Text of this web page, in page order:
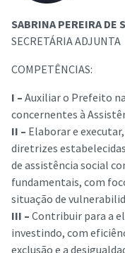
SABRINA PEREIRA DE
SECRETÁRIA ADJUNTA
COMPETÊNCIAS:
I – Auxiliar o Prefeito
concernentes à
II – Elaborar e
diretrizes
de assistência social
fundamentais, com
situação de
III – Contribuir para a
investindo, com
exclusão e a